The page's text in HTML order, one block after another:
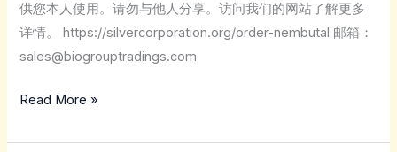
供您本人使用。请勿与他人分享。访问我们的网站了解更多
详情。 https://silvercorporation.org/order-nembutal 邮箱：
sales@biogrouptradings.com
Read More »